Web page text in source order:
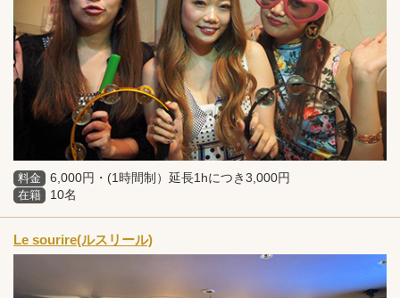
料金 6,000円・(1時間制）延長1hにつき3,000円
在籍 10名
Le sourire(ルスリール)